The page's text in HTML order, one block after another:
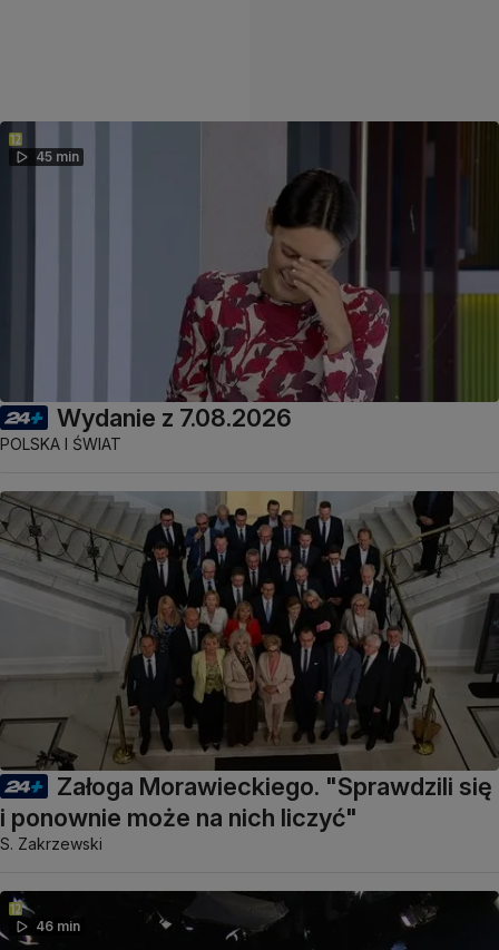
45 min
Wydanie z 7.08.2026
POLSKA I ŚWIAT
Załoga Morawieckiego. "Sprawdzili się
i ponownie może na nich liczyć"
S. Zakrzewski
46 min